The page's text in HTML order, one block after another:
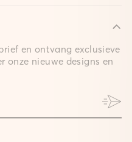
en ontvang exclusieve
onze nieuwe designs en